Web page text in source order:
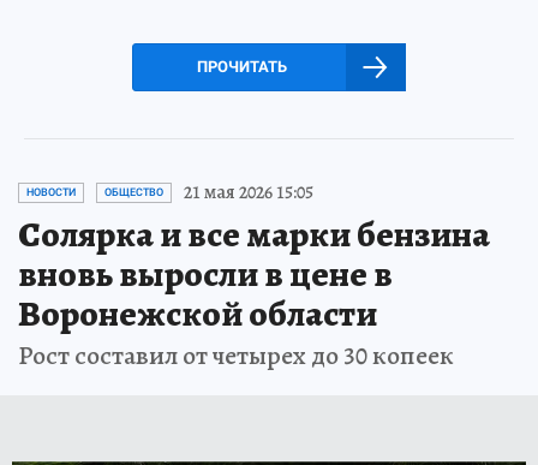
ПРОЧИТАТЬ
НОВОСТИ ОБЩЕСТВО 21 мая 2026 15:05
Солярка и все марки бензина
вновь выросли в цене в
Воронежской области
Рост составил от четырех до 30 копеек